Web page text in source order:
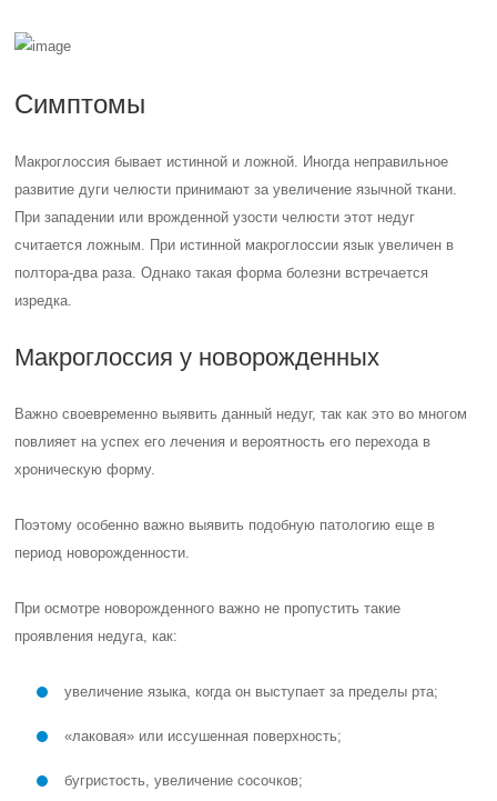
Симптомы
Макроглоссия бывает истинной и ложной. Иногда неправильное
развитие дуги челюсти принимают за увеличение язычной ткани.
При западении или врожденной узости челюсти этот недуг
считается ложным. При истинной макроглоссии язык увеличен в
полтора-два раза. Однако такая форма болезни встречается
изредка.
Макроглоссия у новорожденных
Важно своевременно выявить данный недуг, так как это во многом
повлияет на успех его лечения и вероятность его перехода в
хроническую форму.
Поэтому особенно важно выявить подобную патологию еще в
период новорожденности.
При осмотре новорожденного важно не пропустить такие
проявления недуга, как:
увеличение языка, когда он выступает за пределы рта;
«лаковая» или иссушенная поверхность;
бугристость, увеличение сосочков;